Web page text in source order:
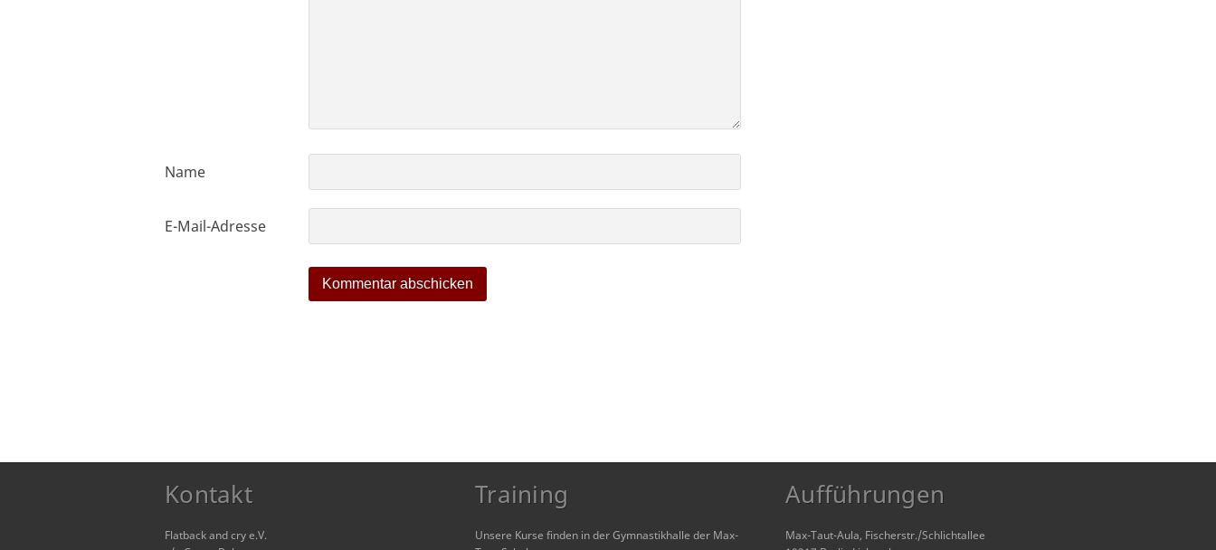
Name
E-Mail-Adresse
Kontakt
Flatback and cry e.V.
Training
Unsere Kurse finden in der Gymnastikhalle der Max-
Aufführungen
Max-Taut-Aula, Fischerstr./Schlichtallee